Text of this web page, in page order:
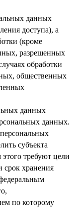
данных
доступа), а
(кроме
разрешенных
обработки
общественных
данных
данных.
субъекта
требуют цели
срок хранения
по которому